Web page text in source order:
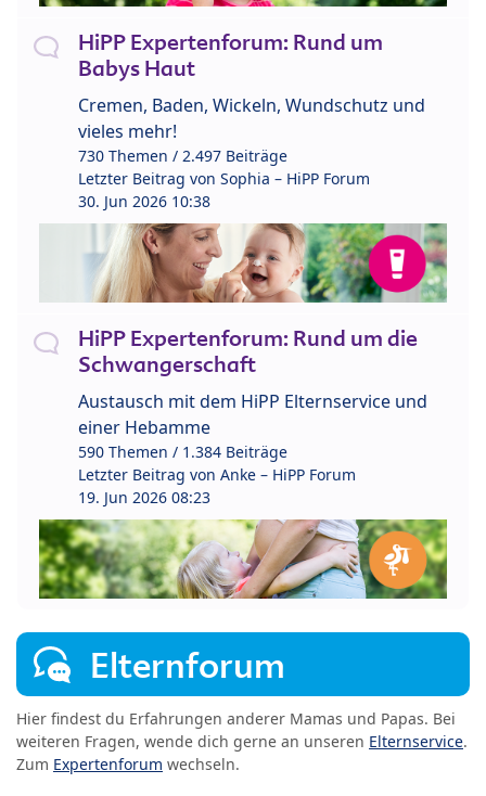
HiPP Expertenforum: Rund um
Babys Haut
Cremen, Baden, Wickeln, Wundschutz und
vieles mehr!
730 Themen / 2.497 Beiträge
Letzter Beitrag von Sophia – HiPP Forum
30. Jun 2026 10:38
HiPP Expertenforum: Rund um die
Schwangerschaft
Austausch mit dem HiPP Elternservice und
einer Hebamme
590 Themen / 1.384 Beiträge
Letzter Beitrag von Anke – HiPP Forum
19. Jun 2026 08:23
Elternforum
Hier findest du Erfahrungen anderer Mamas und Papas. Bei
weiteren Fragen, wende dich gerne an unseren Elternservice.
Zum Expertenforum wechseln.